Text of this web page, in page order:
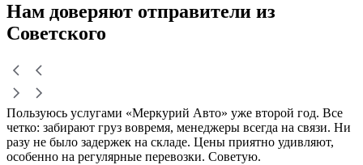
Нам доверяют отправители из
Советского
Пользуюсь услугами «Меркурий Авто» уже второй год. Все
четко: забирают груз вовремя, менеджеры всегда на связи. Ни
разу не было задержек на складе. Цены приятно удивляют,
особенно на регулярные перевозки. Советую.